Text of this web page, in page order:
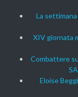
La
XIV giornata
Combattere
Eloise